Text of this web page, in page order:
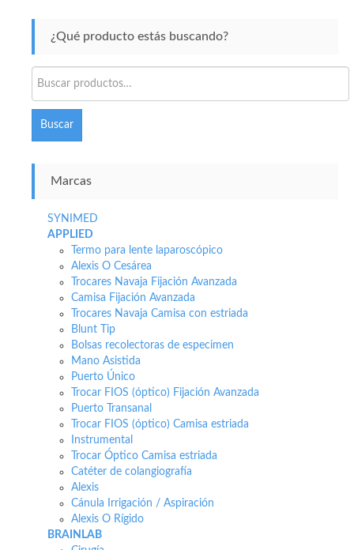
¿Qué producto estás buscando?
por:
Buscar
Marcas
SYNIMED
APPLIED
Termo para lente laparoscópico
Alexis O Cesárea
Trocares Navaja Fijación Avanzada
Camisa Fijación Avanzada
Trocares Navaja Camisa con estriada
Blunt Tip
Bolsas recolectoras de especimen
Mano Asistida
Puerto Único
Trocar FIOS (óptico) Fijación Avanzada
Puerto Transanal
Trocar FIOS (óptico) Camisa estriada
Instrumental
Trocar Óptico Camisa estriada
Catéter de colangiografía
Alexis
Cánula Irrigación / Aspiración
Alexis O Rígido
BRAINLAB